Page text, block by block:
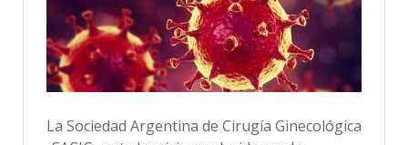
La Sociedad Argentina de Cirugía Ginecológica